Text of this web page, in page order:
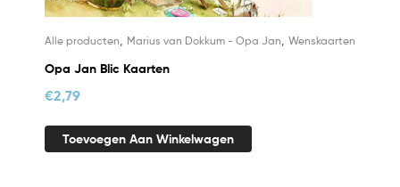
Alle producten Marius van Dokkum - Opa Jan Wenskaarten
Opa Jan Blic Kaarten
€2,79
Toevoegen Aan Winkelwagen